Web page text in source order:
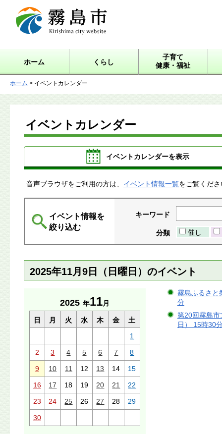
霧島市 Kirishima city
website
ホーム くらし
子育て
健康・福祉
ホーム > イベントカレンダー
イベントカレンダー
イベントカレンダーを表示
音声ブラウザをご利用の方は、 イベント情報一覧をご覧くだ
イベント情報を
絞り込む
キーワード
分類 催し
2025年11月9日（日曜日）のイベント
2025 年11月
日 月 火 水 木 金
土
1
2 3 4 5 6 7 8
9 10 11 12 13 14 15
16 17 18 19 20 21 22
23 24 25 26 27 28 29
30
霧島ふるさと
分
第20回霧島
日） 15時30